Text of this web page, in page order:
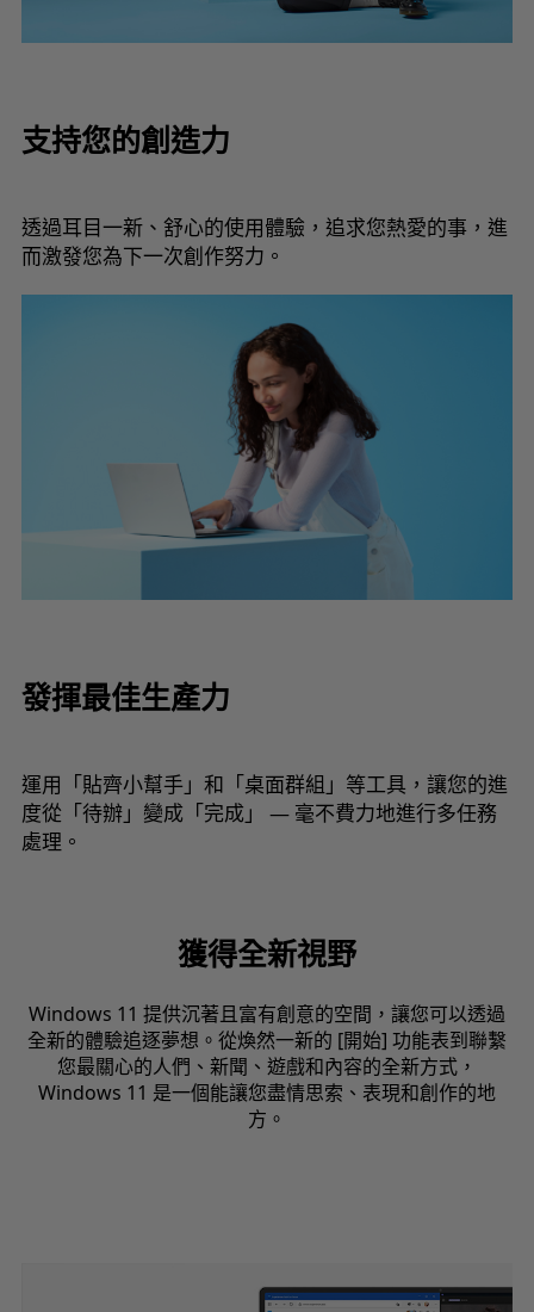
支持您的創造力
透過耳目一新、舒心的使用體驗，追求您熱愛的事，進
而激發您為下一次創作努力。
發揮最佳生產力
運用「貼齊小幫手」和「桌面群組」等工具，讓您的進
度從「待辦」變成「完成」 — 毫不費力地進行多任務
處理。
獲得全新視野
Windows 11 提供沉著且富有創意的空間，讓您可以透過
全新的體驗追逐夢想。從煥然一新的 [開始] 功能表到聯繫
您最關心的人們、新聞、遊戲和內容的全新方式，
Windows 11 是一個能讓您盡情思索、表現和創作的地
方。